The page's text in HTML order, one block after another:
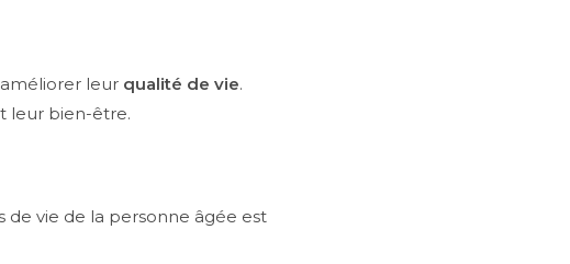
leur qualité de vie.
leur bien-être.
de vie de la personne âgée est